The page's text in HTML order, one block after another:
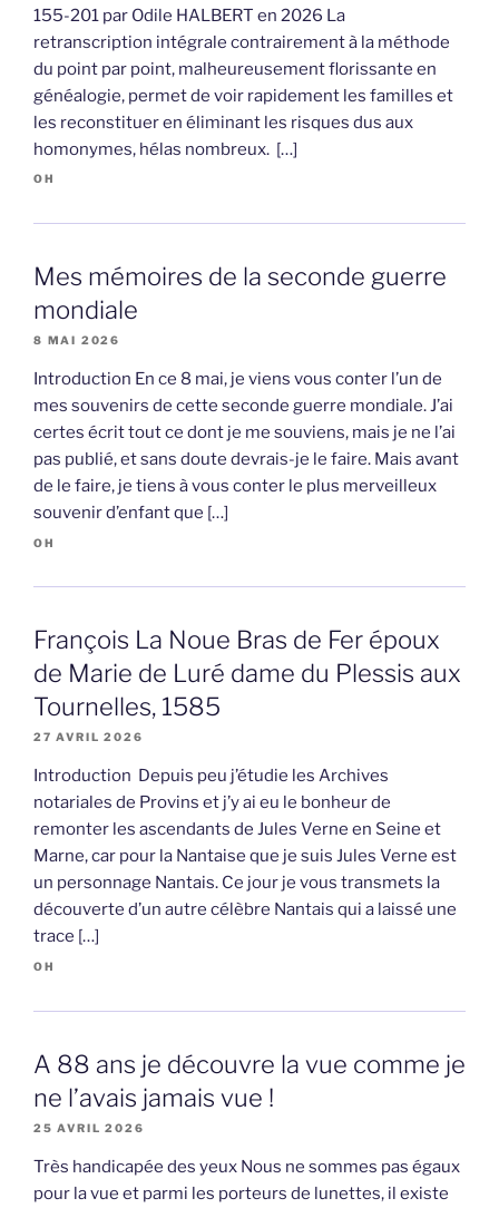
155-201 par Odile HALBERT en 2026 La
retranscription intégrale contrairement à la méthode
du point par point, malheureusement florissante en
généalogie, permet de voir rapidement les familles et
les reconstituer en éliminant les risques dus aux
homonymes, hélas nombreux. […]
OH
Mes mémoires de la seconde guerre
mondiale
8 MAI 2026
Introduction En ce 8 mai, je viens vous conter l’un de
mes souvenirs de cette seconde guerre mondiale. J’ai
certes écrit tout ce dont je me souviens, mais je ne l’ai
pas publié, et sans doute devrais-je le faire. Mais avant
de le faire, je tiens à vous conter le plus merveilleux
souvenir d’enfant que […]
OH
François La Noue Bras de Fer époux
de Marie de Luré dame du Plessis aux
Tournelles, 1585
27 AVRIL 2026
Introduction Depuis peu j’étudie les Archives
notariales de Provins et j’y ai eu le bonheur de
remonter les ascendants de Jules Verne en Seine et
Marne, car pour la Nantaise que je suis Jules Verne est
un personnage Nantais. Ce jour je vous transmets la
découverte d’un autre célèbre Nantais qui a laissé une
trace […]
OH
A 88 ans je découvre la vue comme je
ne l’avais jamais vue !
25 AVRIL 2026
Très handicapée des yeux Nous ne sommes pas égaux
pour la vue et parmi les porteurs de lunettes, il existe